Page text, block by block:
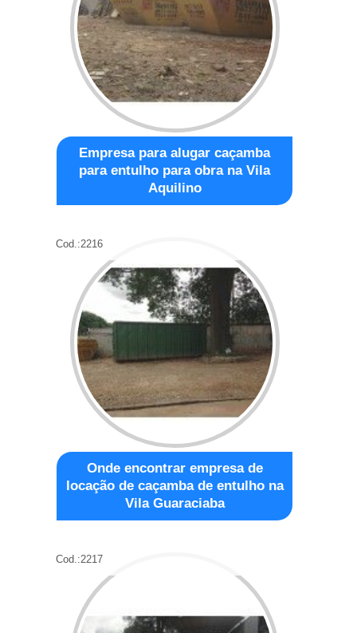
Empresa para alugar caçamba
para entulho para obra na Vila
Aquilino
Cod.:2216
Onde encontrar empresa de
locação de caçamba de entulho na
Vila Guaraciaba
Cod.:2217